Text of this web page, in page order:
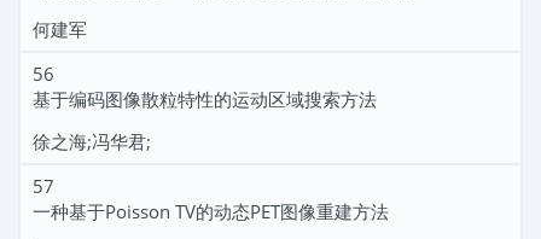
何建军
56
基于编码图像散粒特性的运动区域搜索方法
徐之海;冯华君;
57
一种基于Poisson TV的动态PET图像重建方法